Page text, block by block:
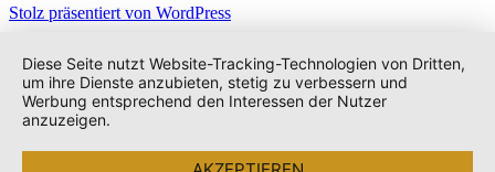
Stolz präsentiert von WordPress
Diese Seite nutzt Website-Tracking-Technologien von Dritten,
um ihre Dienste anzubieten, stetig zu verbessern und
Werbung entsprechend den Interessen der Nutzer
anzuzeigen.